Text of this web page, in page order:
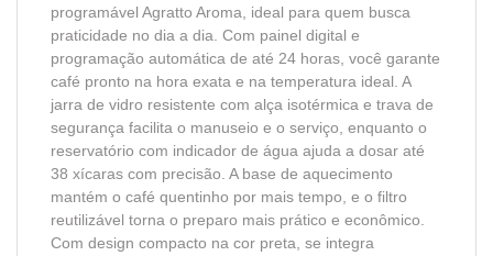
programável Agratto Aroma, ideal para quem busca
praticidade no dia a dia. Com painel digital e
programação automática de até 24 horas, você garante
café pronto na hora exata e na temperatura ideal. A
jarra de vidro resistente com alça isotérmica e trava de
segurança facilita o manuseio e o serviço, enquanto o
reservatório com indicador de água ajuda a dosar até
38 xícaras com precisão. A base de aquecimento
mantém o café quentinho por mais tempo, e o filtro
reutilizável torna o preparo mais prático e econômico.
Com design compacto na cor preta, se integra